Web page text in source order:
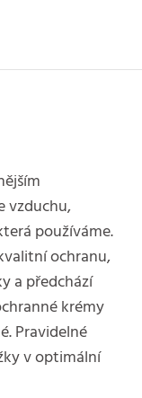
vzduchu,
používáme.
ochranu,
a předchází
krémy
Pravidelné
v optimální